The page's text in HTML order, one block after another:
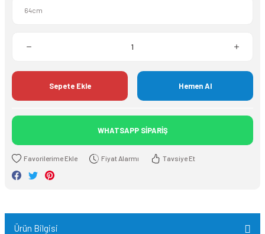
Sepete Ekle Hemen Al
WHATSAPP SİPARİŞ
Fiyat Alarmı Tavsiye Et
Ürün Bilgisi